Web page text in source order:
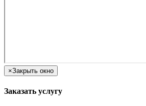
×Закрыть окно
Заказать услугу